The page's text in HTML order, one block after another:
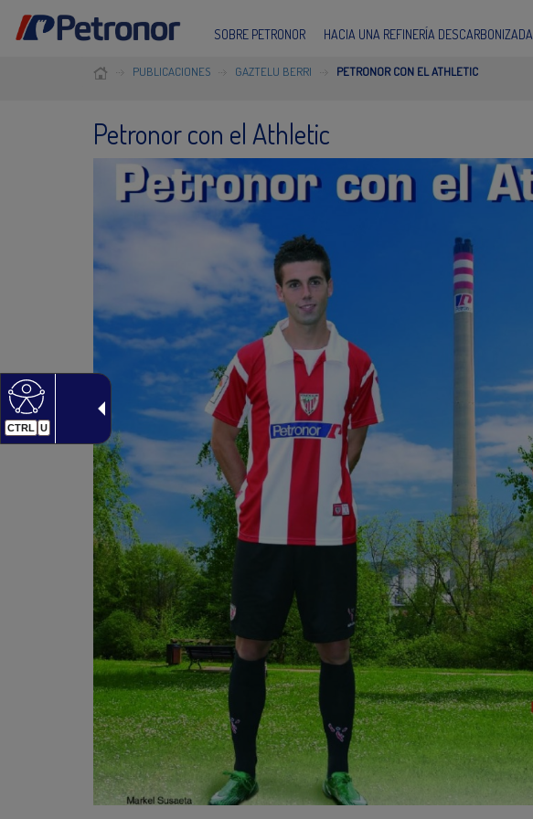
CTRL U
SOBRE PETRONOR HACIA UNA REFINERÍA DESCARBONIZADA
PUBLICACIONES GAZTELU BERRI PETRONOR CON EL ATHLETIC
Petronor con el Athletic